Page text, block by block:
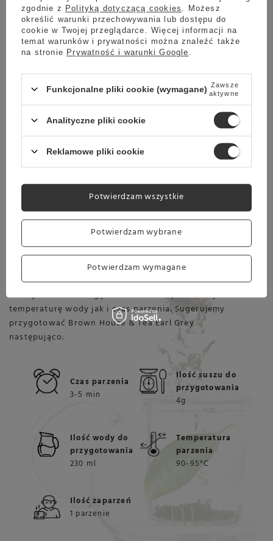
Najważniejsze cechy
Czarna herbata Brown House &
Tea Earl Grey 50g
Opakowanie
Jak zaparzyć herbatę Brown
House & Tea Earl Grey?
Przygotowując herbatę Brown House & Tea Earl Grey
należy zwrócić uwagę zarówno na odpowiednią ilość i
temperaturę wody jak i czas parzenia. Sugerujemy
przygotować Brown House & Tea Earl Grey
następująco:
Czas parzenia
3-5 min
Ilość suszu do
przygotowania
4g
Ilość wody do
przygotowania
230 ml
Temperatura
parzenia
90-95°C
Ilość zaparzeń
1 parzenie
zgodnie z Polityką dotyczącą cookies
. Możesz
określić warunki przechowywania lub dostępu do
cookie w Twojej przeglądarce. Więcej informacji na
temat warunków i prywatności można znaleźć także
na stronie Prywatność i warunki Google
Funkcjonalne pliki cookie (wymagane) Zawsze
aktywne
Analityczne pliki cookie
Reklamowe pliki cookie
Potwierdzam wybrane
Potwierdzam wymagane
Potwierdzam wszystkie